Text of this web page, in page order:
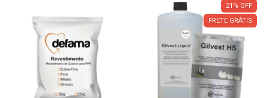
21 % OFF
FRETE GRÁTIS